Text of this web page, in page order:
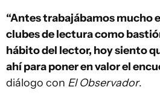
“Antes trabajábamos mucho
clubes de lectura como
hábito del lector, hoy siento
ahí para poner en valor el
diálogo con El Observador.